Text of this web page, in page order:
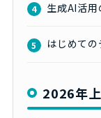
4 生成AI活
5 はじめて
2026年